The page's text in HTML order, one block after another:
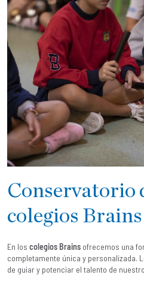
Conservatorio
colegios Brains
En los colegios Brains ofrecemos una
completamente única y personalizada.
de guiar y potenciar el talento de